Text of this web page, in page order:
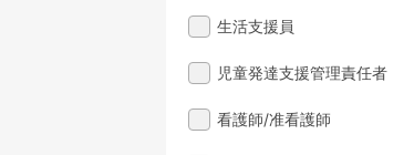
生活支援員
児童発達支援管理責任者
看護師/准看護師